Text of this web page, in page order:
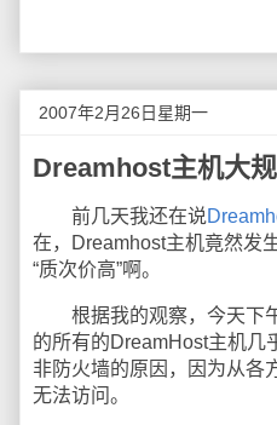
2007年2月26日星期一
Dreamhost主机大
前几天我还在说
在，Dreamhost主机竟然发
“质次价高”啊。
根据我的观察，今天下
的所有的DreamHost主机几
非防火墙的原因，因为从各
无法访问。